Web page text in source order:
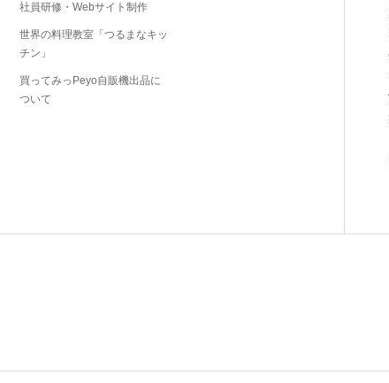
社員研修・Webサイト制作
世界の料理教室「つるまなキッ
チン」
買ってみっPeyo自販機出品に
ついて